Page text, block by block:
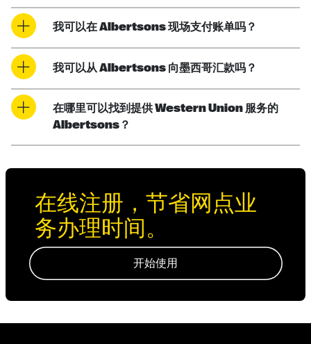
我可以在 Albertsons 现场支付账单吗？
我可以从 Albertsons 向墨西哥汇款吗？
在哪里可以找到提供 Western Union 服务的
Albertsons？
在线注册，节省网点业
务办理时间。
开始使用